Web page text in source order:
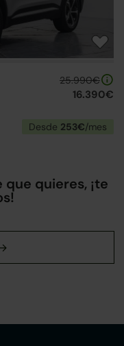
25.990€
16.390€
Desde 253€/mes
quieres, ¡te